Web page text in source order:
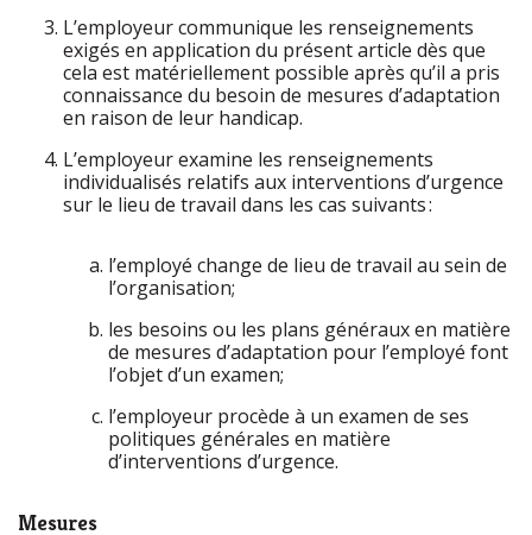
L’employeur communique les renseignements
exigés en application du présent article dès que
cela est matériellement possible après qu’il a pris
connaissance du besoin de mesures d’adaptation
en raison de leur handicap.
L’employeur examine les renseignements
individualisés relatifs aux interventions d’urgence
sur le lieu de travail dans les cas suivants :
l’employé change de lieu de travail au sein de
l’organisation;
les besoins ou les plans généraux en matière
de mesures d’adaptation pour l’employé font
l’objet d’un examen;
l’employeur procède à un examen de ses
politiques générales en matière
d’interventions d’urgence.
Mesures